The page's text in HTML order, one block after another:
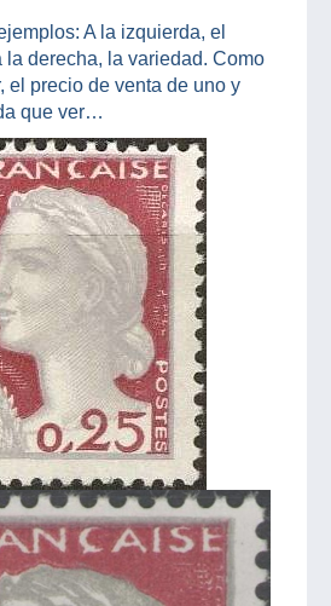
A la izquierda, el
la derecha, la variedad. Como
el precio de venta de uno y
que ver…